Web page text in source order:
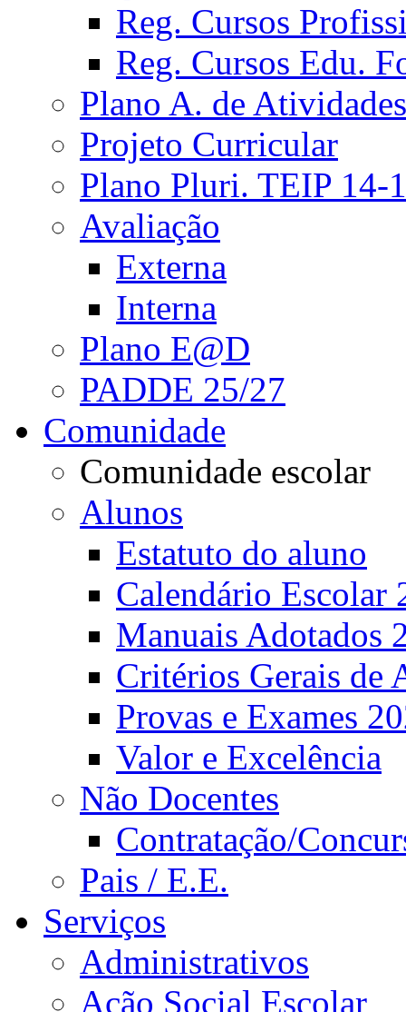
Reg. Cursos
Reg. Cursos Edu.
Plano A. de Atividades
Projeto Curricular
Plano Pluri. TEIP 14-
Avaliação
Externa
Interna
Plano E@D
PADDE 25/27
Comunidade
Comunidade escolar
Alunos
Estatuto do aluno
Calendário Escolar
Manuais Adotados
Critérios Gerais de
Provas e Exames
Valor e Excelência
Não Docentes
Contratação/
Pais / E.E.
Serviços
Administrativos
Ação Social Escolar